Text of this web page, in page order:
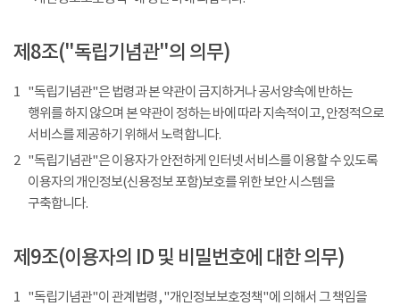
제8조("독립기념관"의 의무)
1 "독립기념관"은 법령과 본 약관이 금지하거나 공서양속에 반하는
행위를 하지 않으며 본 약관이 정하는 바에 따라 지속적이고, 안정적으로
서비스를 제공하기 위해서 노력합니다.
2 "독립기념관"은 이용자가 안전하게 인터넷 서비스를 이용할 수 있도록
이용자의 개인정보(신용정보 포함)보호를 위한 보안 시스템을
구축합니다.
제9조(이용자의 ID 및 비밀번호에 대한 의무)
1 "독립기념관"이 관계법령, "개인정보보호정책"에 의해서 그 책임을